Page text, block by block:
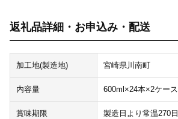
返礼品詳細・お申込み・配送
加工地(製造地) 宮崎県川南町
内容量 600ml×24本×2ケース
賞味期限 製造日より常温270日